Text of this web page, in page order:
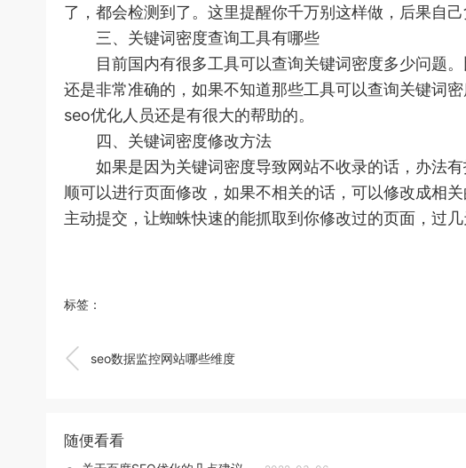
了，都会检测到了。这里提醒你千万别这样做，后果自己
三、关键词密度查询工具有哪些
目前国内有很多工具可以查询关键词密度多少问题。
还是非常准确的，如果不知道那些工具可以查询关键词
seo优化人员还是有很大的帮助的。
四、关键词密度修改方法
如果是因为关键词密度导致网站不收录的话，办法有
顺可以进行页面修改，如果不相关的话，可以修改成相
主动提交，让蜘蛛快速的能抓取到你修改过的页面，过
标签：
 seo数据监控网站哪些维度
随便看看